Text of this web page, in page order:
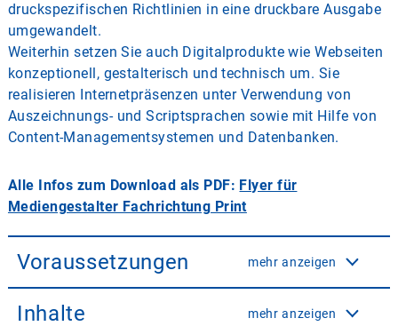
druckspezifischen Richtlinien in eine druckbare Ausgabe
umgewandelt.
Weiterhin setzen Sie auch Digitalprodukte wie Webseiten
konzeptionell, gestalterisch und technisch um. Sie
realisieren Internetpräsenzen unter Verwendung von
Auszeichnungs- und Scriptsprachen sowie mit Hilfe von
Content-Managementsystemen und Datenbanken.
Alle Infos zum Download als PDF: Flyer für
Mediengestalter Fachrichtung Print
Voraussetzungen mehr anzeigen
Inhalte mehr anzeigen